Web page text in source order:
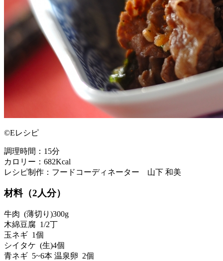
©Eレシピ
調理時間：15分
カロリー：682Kcal
レシピ制作：フードコーディネーター 山下 和美
材料（2人分）
牛肉 (薄切り)300g
木綿豆腐 1/2丁
玉ネギ 1個
シイタケ (生)4個
青ネギ 5~6本 温泉卵 2個